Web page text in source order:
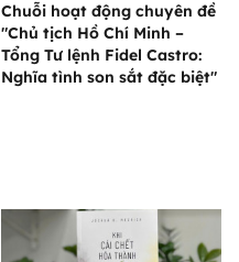
Chuỗi hoạt động chuyên đề
"Chủ tịch Hồ Chí Minh –
Tổng Tư lệnh Fidel Castro:
Nghĩa tình son sắt đặc biệt"